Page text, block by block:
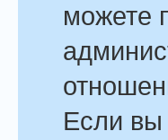
можете
Если вы